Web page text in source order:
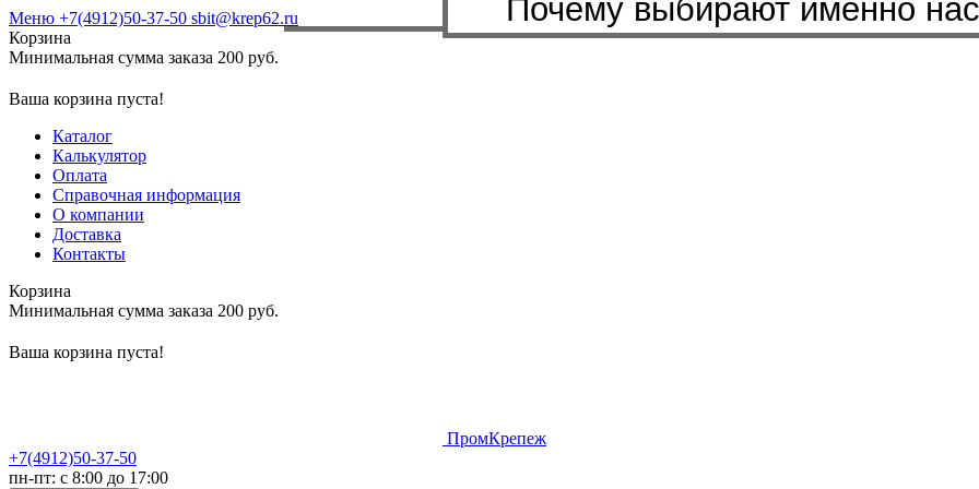
Меню +7(4912)50-37-50 sbit@krep62.ru
Корзина
Минимальная сумма заказа 200 руб.
Ваша корзина пуста!
Каталог
Калькулятор
Оплата
Справочная информация
О компании
Доставка
Контакты
Корзина
Минимальная сумма заказа 200 руб.
Ваша корзина пуста!
ПромКрепеж
+7(4912)50-37-50
пн-пт: с 8:00 до 17:00
Бренды, с которыми мы
Почему выбирают именно